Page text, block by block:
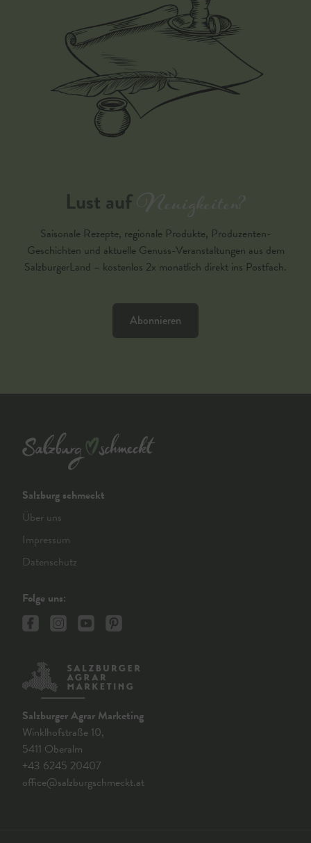
Lust aufNeuigkeiten?
Saisonale Rezepte, regionale Produkte, Produzenten-
Geschichten und aktuelle Genuss-Veranstaltungen aus dem
SalzburgerLand – kostenlos 2x monatlich direkt ins Postfach.
Abonnieren
Salzburg schmeckt
Über uns
Impressum
Datenschutz
Folge uns:
Salzburger Agrar Marketing
Winklhofstraße 10,
5411 Oberalm
+43 6245 20407
office@salzburgschmeckt.at